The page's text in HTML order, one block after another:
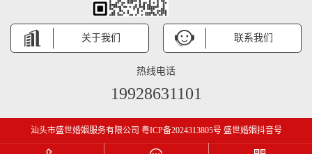
关于我们 联系我们
热线电话
19928631101
汕头市盛世婚姻服务有限公司 粤ICP备2024313805号 盛世婚姻抖音号